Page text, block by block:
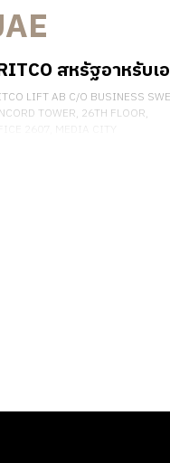
สหรัฐอาหรับเ
LIFT AB C/O BUSINESS
TOWER, 26TH FLOOR,